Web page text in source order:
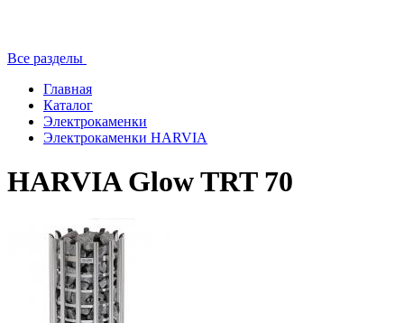
Все разделы
Главная
Каталог
Электрокаменки
Электрокаменки HARVIA
HARVIA Glow TRT 70